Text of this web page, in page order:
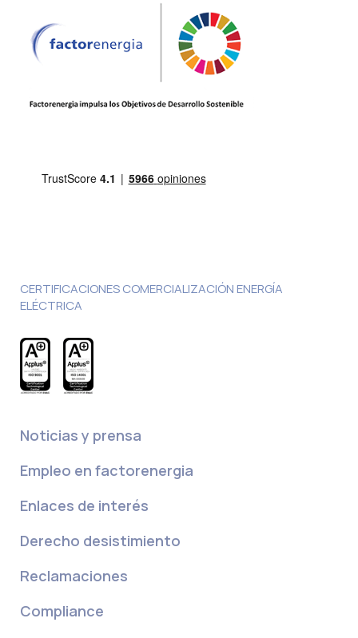
CERTIFICACIONES COMERCIALIZACIÓN ENERGÍA
ELÉCTRICA
Noticias y prensa
Empleo en factorenergia
Enlaces de interés
Derecho desistimiento
Reclamaciones
Compliance